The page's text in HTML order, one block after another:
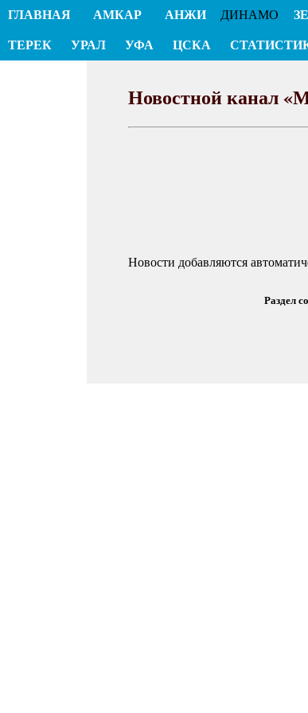
ГЛАВНАЯ АМКАР АНЖИ ДИНАМО
ТЕРЕК УРАЛ УФА ЦСКА
Новостной канал
Новости добавляются
Раздел